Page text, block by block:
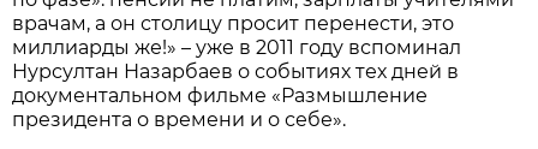
врачам, а он столицу просит перенести, это
миллиарды же!» – уже в 2011 году вспоминал
Нурсултан Назарбаев о событиях тех дней в
документальном фильме «Размышление
президента о времени и о себе».